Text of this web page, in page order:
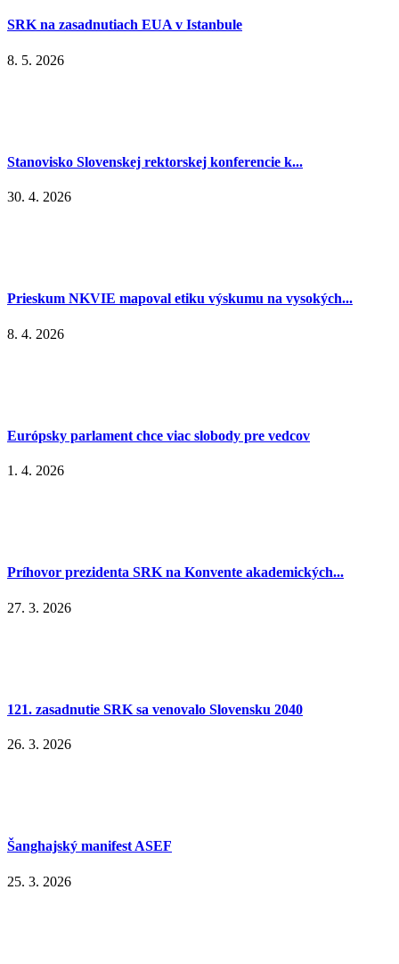
SRK na zasadnutiach EUA v Istanbule
8. 5. 2026
Stanovisko Slovenskej rektorskej konferencie k...
30. 4. 2026
Prieskum NKVIE mapoval etiku výskumu na vysokých...
8. 4. 2026
Európsky parlament chce viac slobody pre vedcov
1. 4. 2026
Príhovor prezidenta SRK na Konvente akademických...
27. 3. 2026
121. zasadnutie SRK sa venovalo Slovensku 2040
26. 3. 2026
Šanghajský manifest ASEF
25. 3. 2026